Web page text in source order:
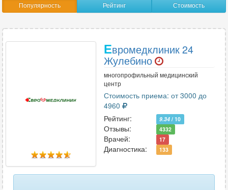
височных костей 83
гипофиза
головного мозга
Популярность Рейтинг Стоимость
Евромедклиник 24
Жулебино
многопрофильный медицинский
центр
Стоимость приема: от 3000 до
4960
Рейтинг:
9.34 / 10
Отзывы: 4332
Врачей: 17
Диагностика: 133